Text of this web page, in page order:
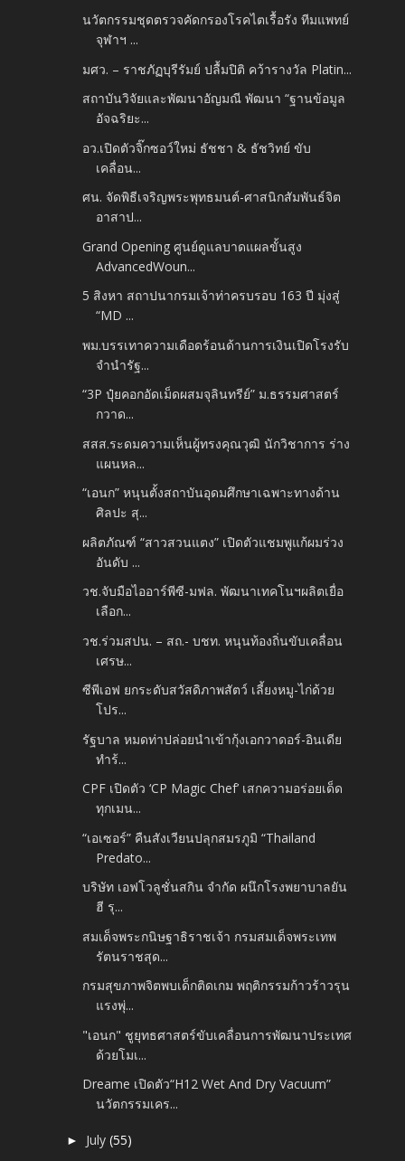
นวัตกรรมชุดตรวจคัดกรองโรคไตเรื้อรัง ทีมแพทย์
จุฬาฯ ...
มศว. – ราชภัฏบุรีรัมย์ ปลื้มปิติ คว้ารางวัล Platin...
สถาบันวิจัยและพัฒนาอัญมณี พัฒนา “ฐานข้อมูล
อัจฉริยะ...
อว.เปิดตัวจิ๊กซอว์ใหม่ ธัชชา & ธัชวิทย์ ขับ
เคลื่อน...
ศน. จัดพิธีเจริญพระพุทธมนต์-ศาสนิกสัมพันธ์จิต
อาสาป...
Grand Opening ศูนย์ดูแลบาดแผลขั้นสูง
Advanced​Woun...
5 สิงหา สถาปนากรมเจ้าท่าครบรอบ 163 ปี มุ่งสู่
“MD ...
พม.บรรเทาความเดือดร้อนด้านการเงินเปิดโรงรับ
จำนำรัฐ...
“3P ปุ๋ยคอกอัดเม็ดผสมจุลินทรีย์” ม.ธรรมศาสตร์
กวาด...
สสส.ระดมความเห็นผู้ทรงคุณวุฒิ นักวิชาการ ร่าง
แผนหล...
“เอนก” หนุนตั้งสถาบันอุดมศึกษาเฉพาะทางด้าน
ศิลปะ สุ...
ผลิตภัณฑ์ “สาวสวนแตง” เปิดตัวแชมพูแก้ผมร่วง
อันดับ ...
วช.จับมือไออาร์พีซี-มฟล. พัฒนาเทคโนฯผลิตเยื่อ
เลือก...
วช.ร่วมสปน. – สถ.- บชท. หนุนท้องถิ่นขับเคลื่อน
เศรษ...
ซีพีเอฟ ยกระดับสวัสดิภาพสัตว์ เลี้ยงหมู-ไก่ด้วย
โปร...
รัฐบาล หมดท่าปล่อยนำเข้ากุ้งเอกวาดอร์-อินเดีย
ทำร้...
CPF เปิดตัว ‘CP Magic Chef’ เสกความอร่อยเด็ด
ทุกเมน...
“เอเซอร์” คืนสังเวียนปลุกสมรภูมิ “Thailand
Predato...
บริษัท เอฟโวลูชั่นสกิน จำกัด ผนึกโรงพยาบาลยัน
ฮี รุ...
สมเด็จพระกนิษฐาธิราชเจ้า กรมสมเด็จพระเทพ
รัตนราชสุด...
กรมสุขภาพจิตพบเด็กติดเกม พฤติกรรมก้าวร้าวรุน
แรงพุ่...
"เอนก" ชูยุทธศาสตร์ขับเคลื่อนการพัฒนาประเทศ
ด้วยโมเ...
Dreame เปิดตัว“H12 Wet And Dry Vacuum”
นวัตกรรมเคร...
► July(55)